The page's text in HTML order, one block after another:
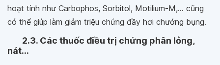
hoạt tính như Carbophos, Sorbitol, Motilium-M,... cũng
có thể giúp làm giảm triệu chứng đầy hơi chướng bụng.
2.3. Các thuốc điều trị chứng phân lỏng,
nát...